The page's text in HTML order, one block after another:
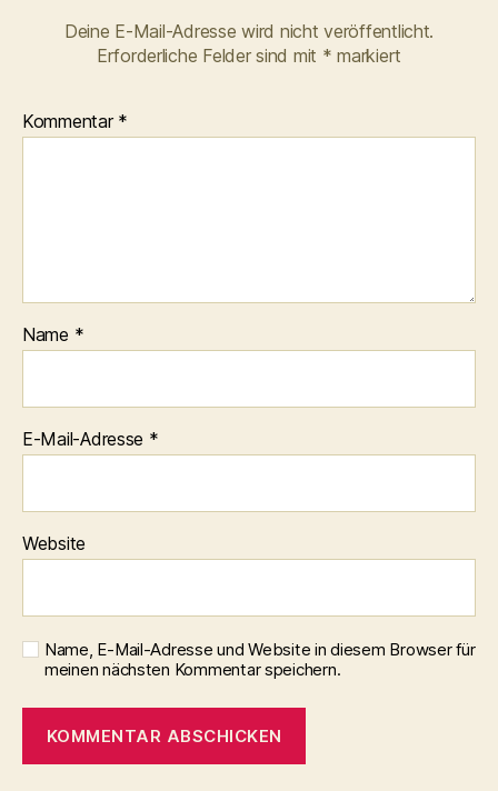
Deine E-Mail-Adresse wird nicht veröffentlicht.
Erforderliche Felder sind mit * markiert
Kommentar *
Name *
E-Mail-Adresse *
Website
Name, E-Mail-Adresse und Website in diesem Browser für
meinen nächsten Kommentar speichern.